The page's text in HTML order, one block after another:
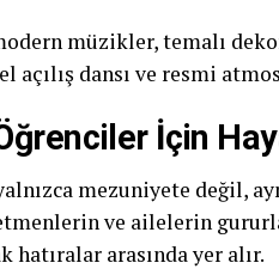
müzikler, temalı
açılış dansı ve resmi
İçin
mezuniyete değil,
ve ailelerin
arasında yer alır.